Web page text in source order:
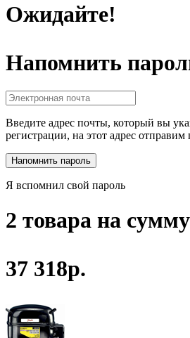
Ожидайте!
Напомнить
Введите адрес почты, который вы
регистрации, на этот адрес отправим
Я вспомнил свой пароль
2 товара на сумму
37 318р.